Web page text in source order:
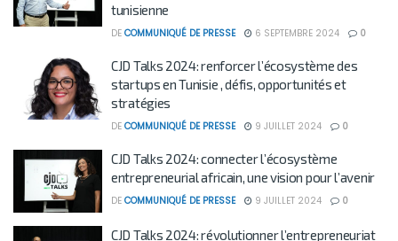
tunisienne
DE COMMUNIQUÉ DE PRESSE 6 SEPTEMBRE 2024 0
CJD Talks 2024: renforcer l’écosystème des
startups en Tunisie , défis, opportunités et
stratégies
DE COMMUNIQUÉ DE PRESSE 9 JUILLET 2024 0
CJD Talks 2024: connecter l’écosystème
entrepreneurial africain, une vision pour l’avenir
DE COMMUNIQUÉ DE PRESSE 9 JUILLET 2024 0
CJD Talks 2024: révolutionner l’entrepreneuriat